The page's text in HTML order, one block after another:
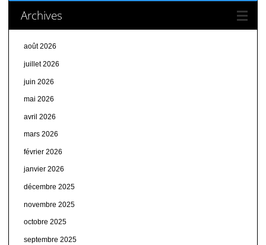
Archives
août 2026
juillet 2026
juin 2026
mai 2026
avril 2026
mars 2026
février 2026
janvier 2026
décembre 2025
novembre 2025
octobre 2025
septembre 2025